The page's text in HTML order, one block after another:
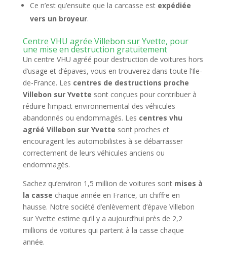
Ce n’est qu’ensuite que la carcasse est expédiée
vers un broyeur.
Centre VHU agrée Villebon sur Yvette, pour
une mise en destruction gratuitement
Un centre VHU agréé pour destruction de voitures hors
d’usage et d’épaves, vous en trouverez dans toute l’Ile-
de-France. Les centres de destructions proche
Villebon sur Yvette sont conçues pour contribuer à
réduire l’impact environnemental des véhicules
abandonnés ou endommagés. Les centres vhu
agréé Villebon sur Yvette sont proches et
encouragent les automobilistes à se débarrasser
correctement de leurs véhicules anciens ou
endommagés.
Sachez qu’environ 1,5 million de voitures sont mises à
la casse chaque année en France, un chiffre en
hausse. Notre société d’enlèvement d’épave Villebon
sur Yvette estime qu’il y a aujourd’hui près de 2,2
millions de voitures qui partent à la casse chaque
année.